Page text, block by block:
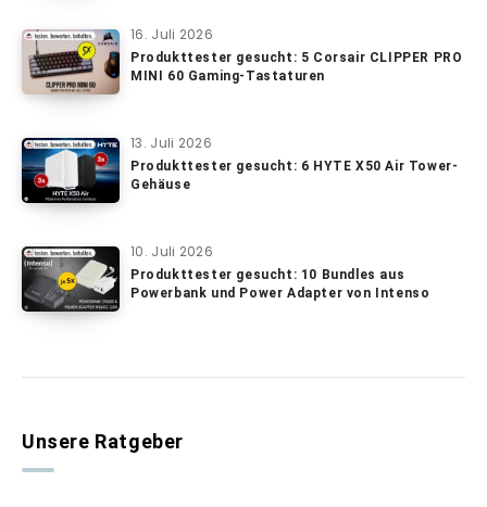
16. Juli 2026
Produkttester gesucht: 5 Corsair CLIPPER PRO
MINI 60 Gaming-Tastaturen
13. Juli 2026
Produkttester gesucht: 6 HYTE X50 Air Tower-
Gehäuse
10. Juli 2026
Produkttester gesucht: 10 Bundles aus
Powerbank und Power Adapter von Intenso
Unsere Ratgeber